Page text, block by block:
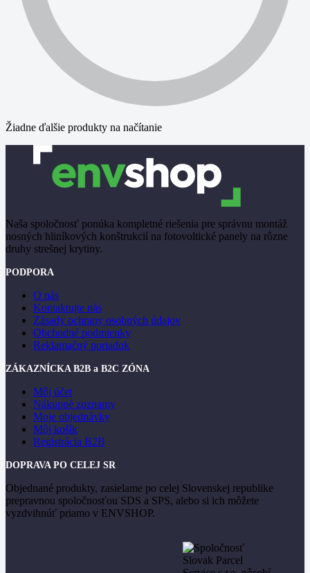
Žiadne ďalšie produkty na načítanie
Naša spoločnosť ponúka kompletné riešenia pre správnu montáž
nosných hliníkových konštrukcií na fotovoltické panely na rôzne
druhy strešnej krytiny.
PODPORA
O nás
Kontaktujte nás
Zásady ochrany osobných údajov
Obchodné podmienky
Reklamačný poriadok
ZÁKAZNÍCKA B2B a B2C ZÓNA
Môj účet
Nákupné zoznamy
Moje objednávky
Môj košík
Registrácia B2B
DOPRAVA PO CELEJ SR
Objednané produkty, zasielame po celej Slovenskej republike
prepravnou spoločnosťou SDS a SPS, alebo si ich môžete
vyzdvihnúť priamo v ENVSHOP.